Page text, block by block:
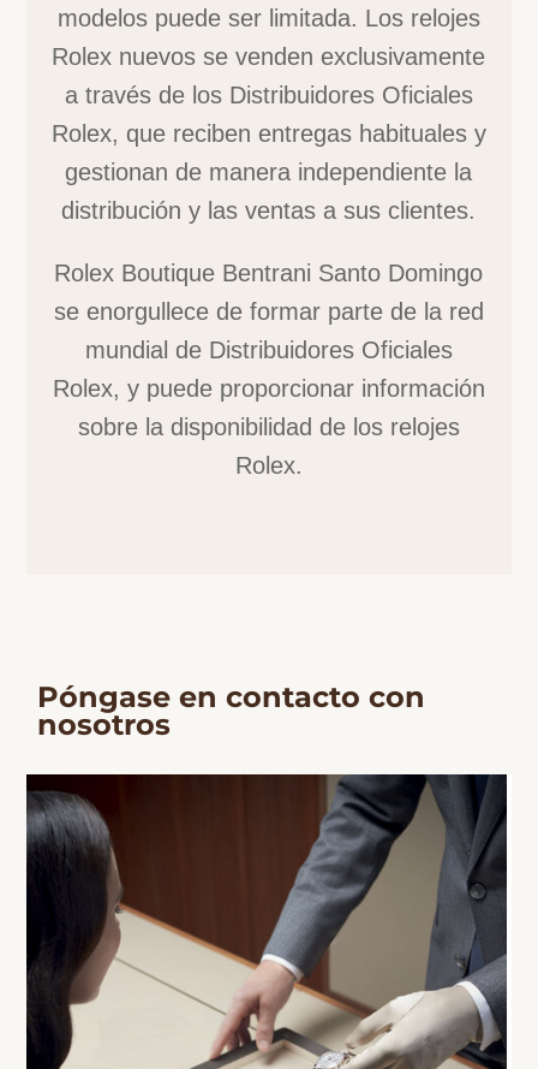
modelos puede ser limitada. Los relojes
Rolex nuevos se venden exclusivamente
a través de los Distribuidores Oficiales
Rolex, que reciben entregas habituales y
gestionan de manera independiente la
distribución y las ventas a sus clientes.
Rolex Boutique Bentrani Santo Domingo
se enorgullece de formar parte de la red
mundial de Distribuidores Oficiales
Rolex, y puede proporcionar información
sobre la disponibilidad de los relojes
Rolex.
Póngase en contacto con
nosotros